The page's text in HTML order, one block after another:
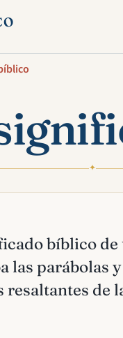
✦
bíblico de
las parábolas
de